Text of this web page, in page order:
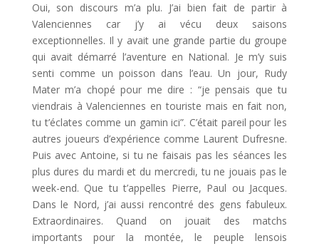
Oui, son discours m’a plu. J’ai bien fait de partir à
Valenciennes car j’y ai vécu deux saisons
exceptionnelles. Il y avait une grande partie du groupe
qui avait démarré l’aventure en National. Je m’y suis
senti comme un poisson dans l’eau. Un jour, Rudy
Mater m’a chopé pour me dire : “je pensais que tu
viendrais à Valenciennes en touriste mais en fait non,
tu t’éclates comme un gamin ici”. C’était pareil pour les
autres joueurs d’expérience comme Laurent Dufresne.
Puis avec Antoine, si tu ne faisais pas les séances les
plus dures du mardi et du mercredi, tu ne jouais pas le
week-end. Que tu t’appelles Pierre, Paul ou Jacques.
Dans le Nord, j’ai aussi rencontré des gens fabuleux.
Extraordinaires. Quand on jouait des matchs
importants pour la montée, le peuple lensois